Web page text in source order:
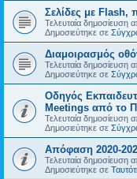
Σελίδες με Flash,
Τελευταία δημοσίευση
Δημοσιεύτηκε σε
Διαμοιρασμός
Τελευταία δημοσίευση
Δημοσιεύτηκε σε
Oδηγός
Meetings από το
Τελευταία δημοσίευση
Δημοσιεύτηκε σε
Απόφαση 2020-
Τελευταία δημοσίευση
Δημοσιεύτηκε σε